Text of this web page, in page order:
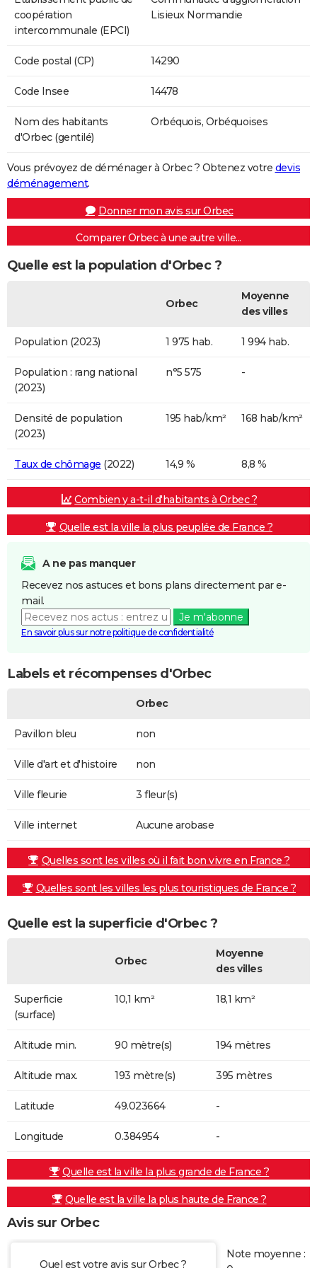
coopération
intercommunale (EPCI)
Lisieux Normandie
Code postal (CP) 14290
Code Insee 14478
Nom des habitants
d'Orbec (gentilé)
Orbéquois, Orbéquoises
Vous prévoyez de déménager à Orbec ? Obtenez votre devis
déménagement.
Donner mon avis sur Orbec
Comparer Orbec à une autre ville...
Quelle est la population d'Orbec ?
Orbec
Moyenne
des villes
Population (2023) 1 975 hab. 1 994 hab.
Population : rang national
(2023)
n°5 575 -
Densité de population
(2023)
195 hab/km² 168 hab/km²
Taux de chômage (2022) 14,9 % 8,8 %
Combien y a-t-il d'habitants à Orbec ?
Quelle est la ville la plus peuplée de France ?
A ne pas manquer
Recevez nos astuces et bons plans directement par e-
mail.
Je m'abonne
En savoir plus sur notre politique de confidentialité
Labels et récompenses d'Orbec
Orbec
Pavillon bleu non
Ville d'art et d'histoire non
Ville fleurie 3 fleur(s)
Ville internet Aucune arobase
Quelles sont les villes où il fait bon vivre en France ?
Quelles sont les villes les plus touristiques de France ?
Quelle est la superficie d'Orbec ?
Orbec
Moyenne
des villes
Superficie
(surface)
10,1 km² 18,1 km²
Altitude min. 90 mètre(s) 194 mètres
Altitude max. 193 mètre(s) 395 mètres
Latitude 49.023664 -
Longitude 0.384954 -
Quelle est la ville la plus grande de France ?
Quelle est la ville la plus haute de France ?
Avis sur Orbec
Quel est votre avis sur Orbec ?
Note moyenne :